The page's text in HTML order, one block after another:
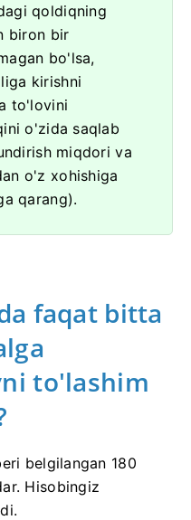
qoldiqning
biron bir
bo'lsa,
kirishni
to'lovini
o'zida saqlab
miqdori va
o'z xohishiga
qarang).
faqat bitta
to'lashim
belgilangan 180
Hisobingiz